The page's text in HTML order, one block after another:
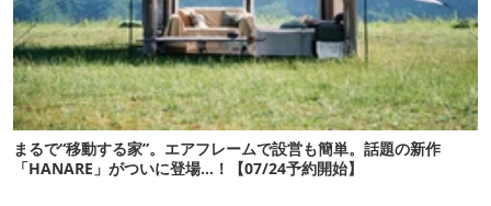
まるで“移動する家”。エアフレームで設営も簡単。話題の新作
「HANARE」がついに登場…！【07/24予約開始】